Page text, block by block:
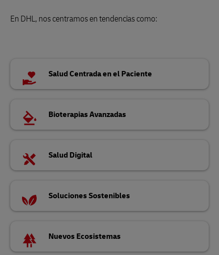
En DHL, nos centramos en tendencias como:
Salud Centrada en el Paciente
Bioterapias Avanzadas
Salud Digital
Soluciones Sostenibles
Nuevos Ecosistemas